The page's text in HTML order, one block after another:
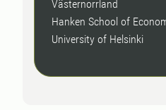
Västernorrland
Hanken School of
University of Helsinki